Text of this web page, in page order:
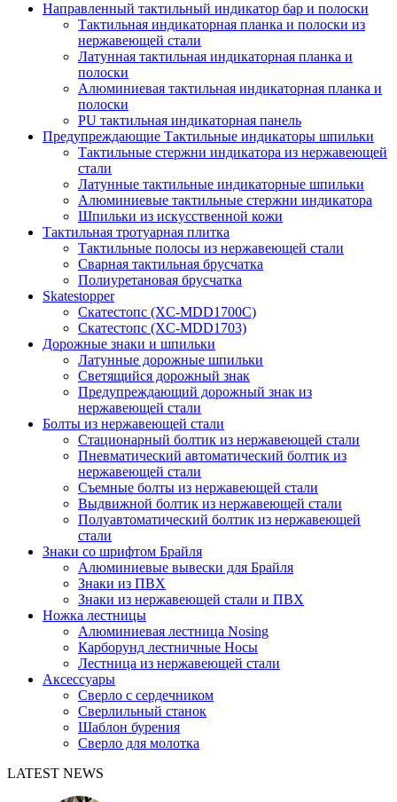
Направленный тактильный индикатор бар и полоски
Тактильная индикаторная планка и полоски из
нержавеющей стали
Латунная тактильная индикаторная планка и
полоски
Алюминиевая тактильная индикаторная планка и
полоски
PU тактильная индикаторная панель
Предупреждающие Тактильные индикаторы шпильки
Тактильные стержни индикатора из нержавеющей
стали
Латунные тактильные индикаторные шпильки
Алюминиевые тактильные стержни индикатора
Шпильки из искусственной кожи
Тактильная тротуарная плитка
Тактильные полосы из нержавеющей стали
Сварная тактильная брусчатка
Полиуретановая брусчатка
Skatestopper
Скатестопс (XC-MDD1700C)
Скатестопс (XC-MDD1703)
Дорожные знаки и шпильки
Латунные дорожные шпильки
Светящийся дорожный знак
Предупреждающий дорожный знак из
нержавеющей стали
Болты из нержавеющей стали
Стационарный болтик из нержавеющей стали
Пневматический автоматический болтик из
нержавеющей стали
Съемные болты из нержавеющей стали
Выдвижной болтик из нержавеющей стали
Полуавтоматический болтик из нержавеющей
стали
Знаки со шрифтом Брайля
Алюминиевые вывески для Брайля
Знаки из ПВХ
Знаки из нержавеющей стали и ПВХ
Ножка лестницы
Алюминиевая лестница Nosing
Карборунд лестничные Носы
Лестница из нержавеющей стали
Аксессуары
Сверло с сердечником
Сверлильный станок
Шаблон бурения
Сверло для молотка
LATEST NEWS